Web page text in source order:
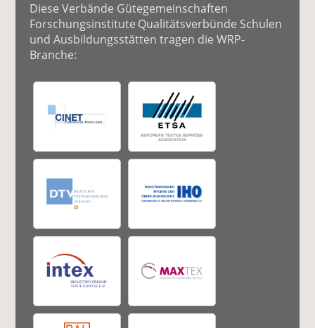
Diese Verbände Gütegemeinschaften
Forschungsinstitute Qualitätsverbünde Schulen
und Ausbildungsstätten tragen die WRP-
Branche: